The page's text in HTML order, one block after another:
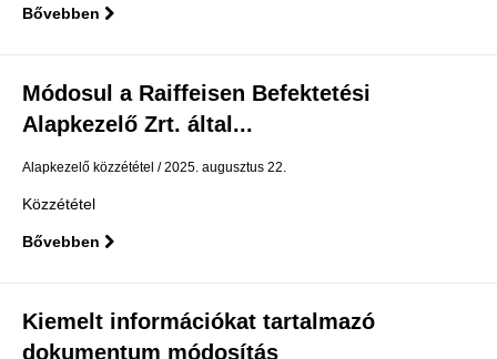
Bővebben
Módosul a Raiffeisen Befektetési
Alapkezelő Zrt. által...
Alapkezelő közzététel 2025. augusztus 22.
Közzététel
Bővebben
Kiemelt információkat tartalmazó
dokumentum módosítás